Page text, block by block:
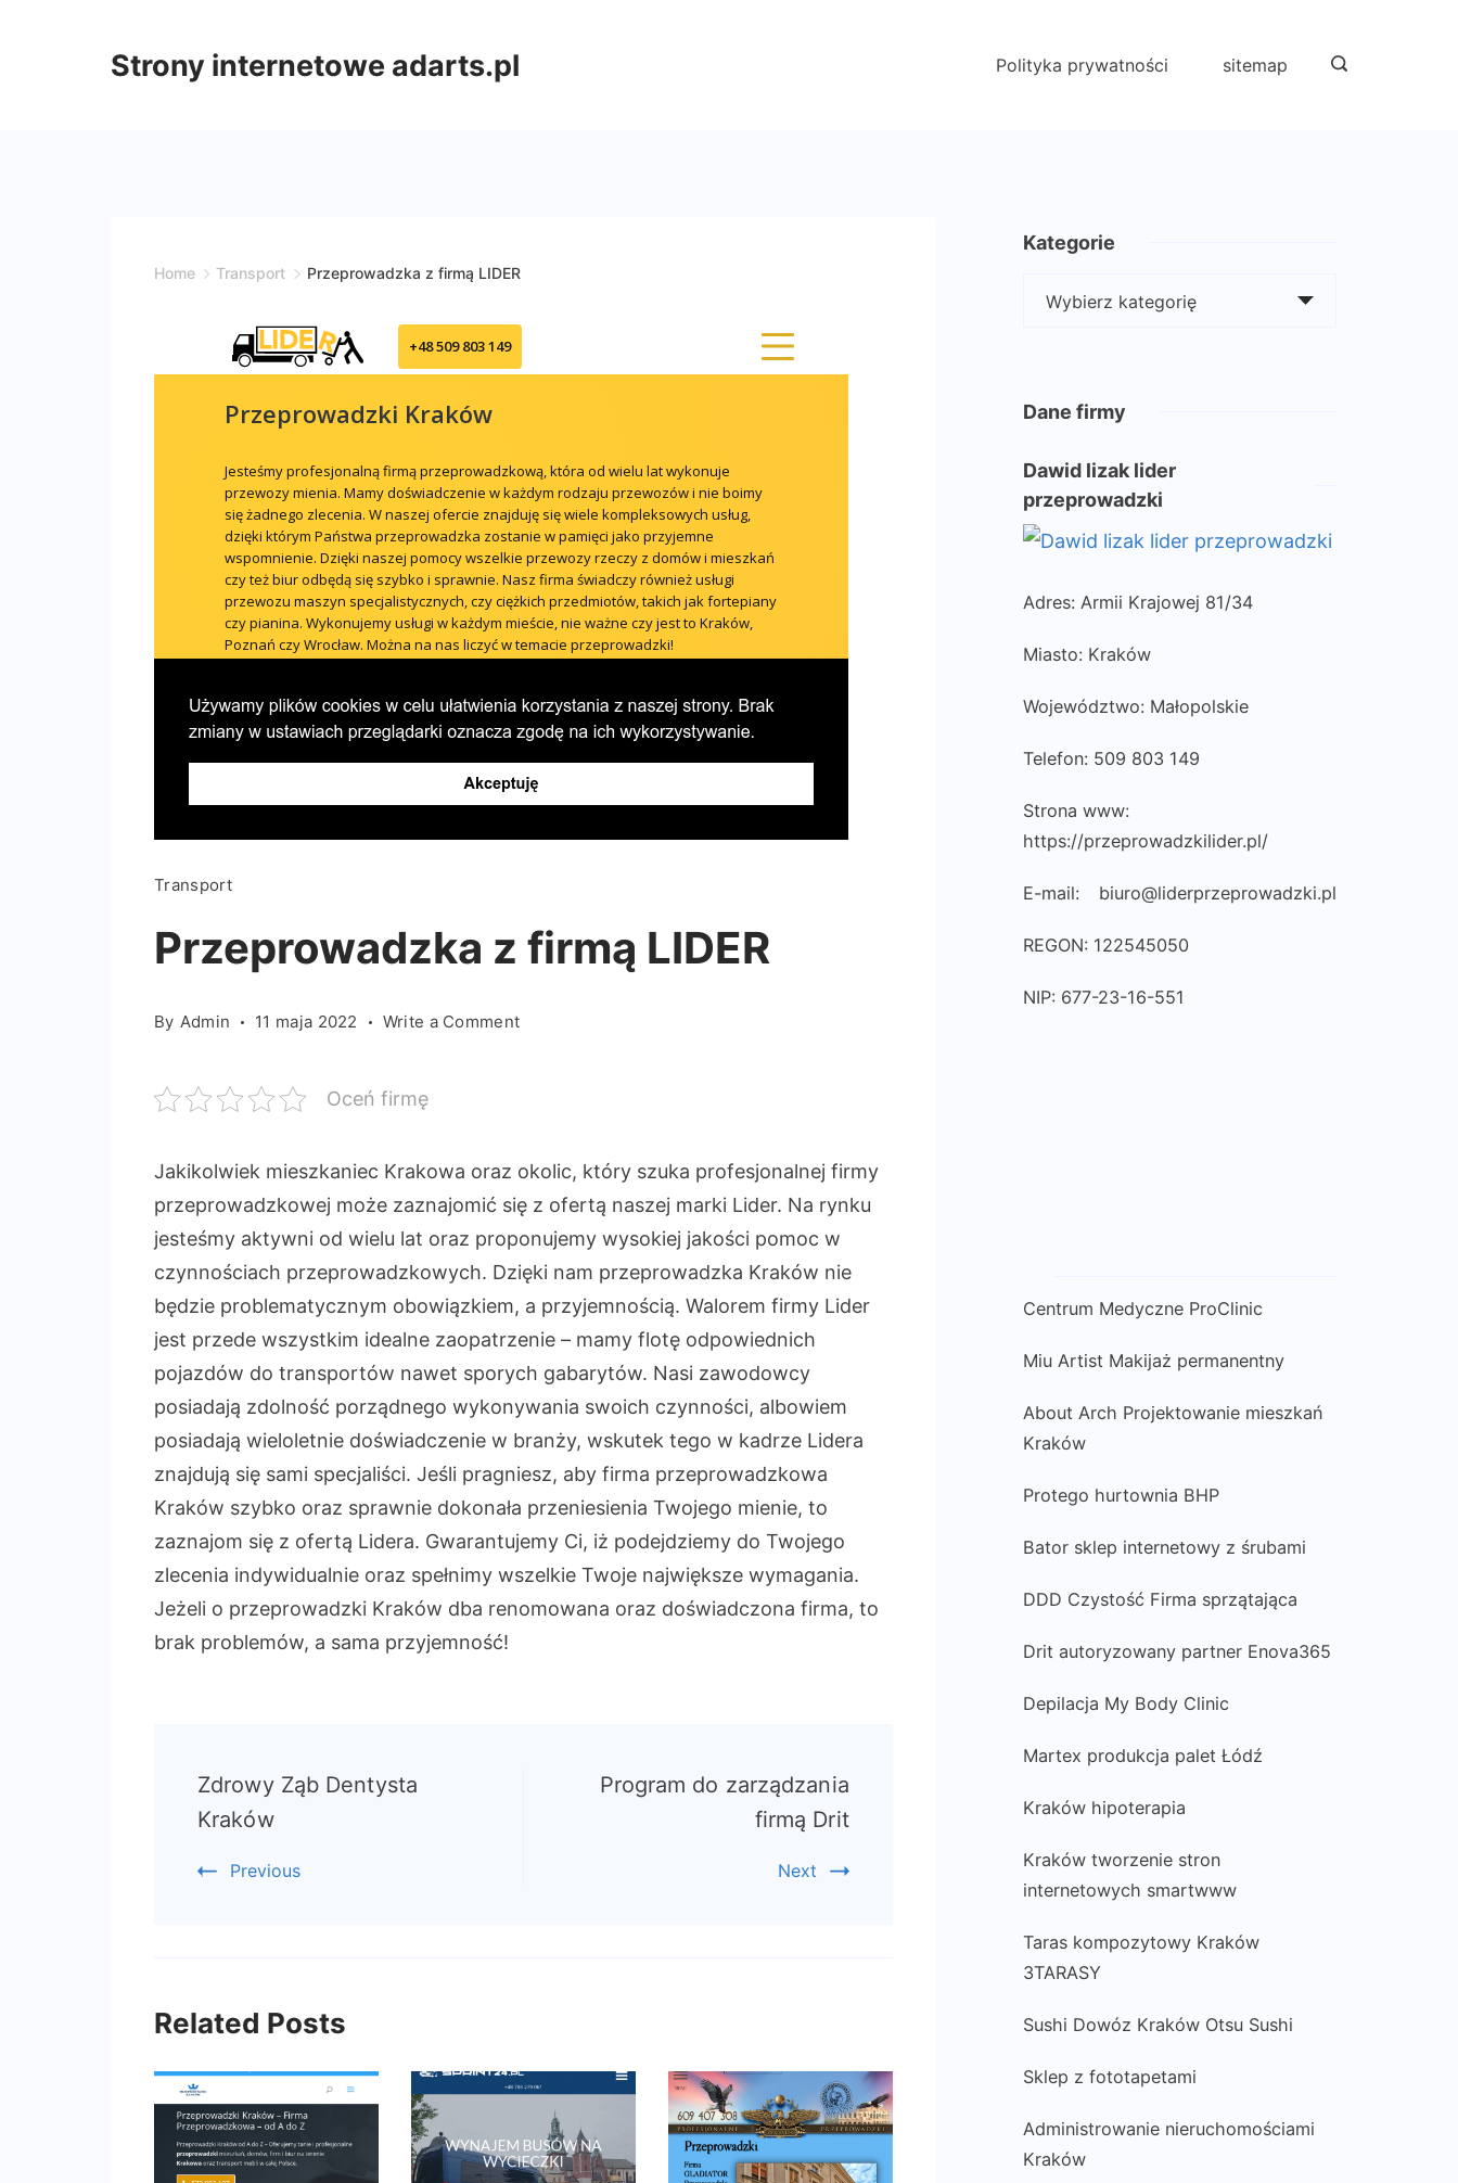
Strony internetowe adarts.pl Polityka prywatności sitemap
Home Transport Przeprowadzka z firmą LIDER
Transport
Przeprowadzka z firmą LIDER
By Admin 11 maja 2022 Write a Commenton
Oceń firmę
Jakikolwiek mieszkaniec Krakowa oraz okolic, który szuka profesjonalnej firmy
przeprowadzkowej może zaznajomić się z ofertą naszej marki Lider. Na rynku
jesteśmy aktywni od wielu lat oraz proponujemy wysokiej jakości pomoc w
czynnościach przeprowadzkowych. Dzięki nam przeprowadzka Kraków nie
będzie problematycznym obowiązkiem, a przyjemnością. Walorem firmy Lider
jest przede wszystkim idealne zaopatrzenie – mamy flotę odpowiednich
pojazdów do transportów nawet sporych gabarytów. Nasi zawodowcy
posiadają zdolność porządnego wykonywania swoich czynności, albowiem
posiadają wieloletnie doświadczenie w branży, wskutek tego w kadrze Lidera
znajdują się sami specjaliści. Jeśli pragniesz, aby firma przeprowadzkowa
Kraków szybko oraz sprawnie dokonała przeniesienia Twojego mienie, to
zaznajom się z ofertą Lidera. Gwarantujemy Ci, iż podejdziemy do Twojego
zlecenia indywidualnie oraz spełnimy wszelkie Twoje największe wymagania.
Jeżeli o przeprowadzki Kraków dba renomowana oraz doświadczona firma, to
brak problemów, a sama przyjemność!
Navigation
Zdrowy Ząb Dentysta
Kraków
Previous
Program do zarządzania
firmą Drit
Next
Related Posts
Kategorie
Dane firmy
Dawid lizak lider
przeprowadzki
Adres: Armii Krajowej 81/34
Miasto: Kraków
Województwo: Małopolskie
Telefon: 509 803 149
Strona www:
https://przeprowadzkilider.pl/
E-mail: biuro@liderprzeprowadzki.pl
REGON: 122545050
NIP: 677-23-16-551
Centrum Medyczne ProClinic
Miu Artist Makijaż permanentny
About Arch Projektowanie mieszkań
Kraków
Protego hurtownia BHP
Bator sklep internetowy z śrubami
DDD Czystość Firma sprzątająca
Drit autoryzowany partner Enova365
Depilacja My Body Clinic
Martex produkcja palet Łódź
Kraków hipoterapia
Kraków tworzenie stron
internetowych smartwww
Taras kompozytowy Kraków
3TARASY
Sushi Dowóz Kraków Otsu Sushi
Sklep z fototapetami
Administrowanie nieruchomościami
Kraków